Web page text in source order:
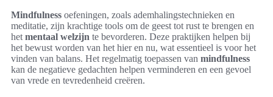
Mindfulness oefeningen, zoals ademhalingstechnieken en
meditatie, zijn krachtige tools om de geest tot rust te brengen en
het mentaal welzijn te bevorderen. Deze praktijken helpen bij
het bewust worden van het hier en nu, wat essentieel is voor het
vinden van balans. Het regelmatig toepassen van mindfulness
kan de negatieve gedachten helpen verminderen en een gevoel
van vrede en tevredenheid creëren.